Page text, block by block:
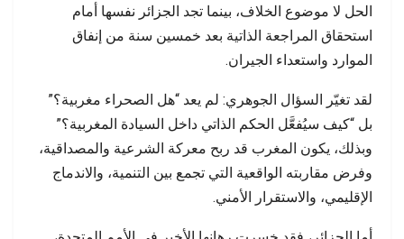
الحل لا موضوع الخلاف، بينما تجد الجزائر نفسها أمام
استحقاق المراجعة الذاتية بعد خمسين سنة من إنفاق
الموارد واستعداء الجيران.
لقد تغيّر السؤال الجوهري: لم يعد “هل الصحراء مغربية؟”
بل “كيف سيُفعَّل الحكم الذاتي داخل السيادة المغربية؟”
وبذلك، يكون المغرب قد ربح معركة الشرعية والمصداقية،
وفرض مقاربته الواقعية التي تجمع بين التنمية، والاندماج
الإقليمي، والاستقرار الأمني.